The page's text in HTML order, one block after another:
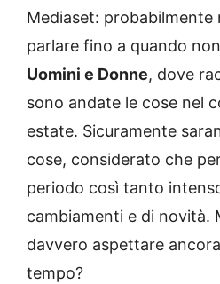
Mediaset:
parlare fino a quando
Uomini e Donne, dove
sono andate le cose nel
estate. Sicuramente
cose, considerato che
periodo così tanto
cambiamenti e di novità.
davvero aspettare
tempo?